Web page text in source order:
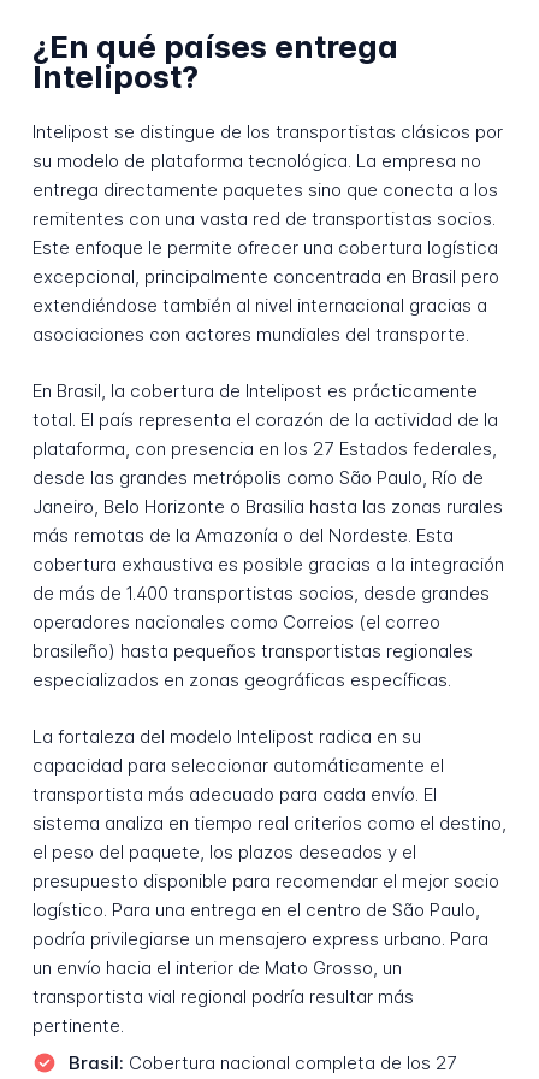
¿En qué países entrega
Intelipost?
Intelipost se distingue de los transportistas clásicos por
su modelo de plataforma tecnológica. La empresa no
entrega directamente paquetes sino que conecta a los
remitentes con una vasta red de transportistas socios.
Este enfoque le permite ofrecer una cobertura logística
excepcional, principalmente concentrada en Brasil pero
extendiéndose también al nivel internacional gracias a
asociaciones con actores mundiales del transporte.
En Brasil, la cobertura de Intelipost es prácticamente
total. El país representa el corazón de la actividad de la
plataforma, con presencia en los 27 Estados federales,
desde las grandes metrópolis como São Paulo, Río de
Janeiro, Belo Horizonte o Brasilia hasta las zonas rurales
más remotas de la Amazonía o del Nordeste. Esta
cobertura exhaustiva es posible gracias a la integración
de más de 1.400 transportistas socios, desde grandes
operadores nacionales como Correios (el correo
brasileño) hasta pequeños transportistas regionales
especializados en zonas geográficas específicas.
La fortaleza del modelo Intelipost radica en su
capacidad para seleccionar automáticamente el
transportista más adecuado para cada envío. El
sistema analiza en tiempo real criterios como el destino,
el peso del paquete, los plazos deseados y el
presupuesto disponible para recomendar el mejor socio
logístico. Para una entrega en el centro de São Paulo,
podría privilegiarse un mensajero express urbano. Para
un envío hacia el interior de Mato Grosso, un
transportista vial regional podría resultar más
pertinente.
Brasil: Cobertura nacional completa de los 27